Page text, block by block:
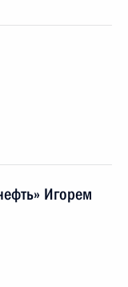
Игорем